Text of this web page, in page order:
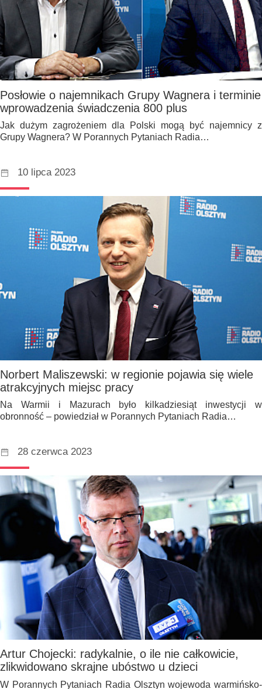
Posłowie o najemnikach Grupy Wagnera i terminie
wprowadzenia świadczenia 800 plus
Jak dużym zagrożeniem dla Polski mogą być najemnicy z
Grupy Wagnera? W Porannych Pytaniach Radia…
10 lipca 2023
Norbert Maliszewski: w regionie pojawia się wiele
atrakcyjnych miejsc pracy
Na Warmii i Mazurach było kilkadziesiąt inwestycji w
obronność – powiedział w Porannych Pytaniach Radia…
28 czerwca 2023
Artur Chojecki: radykalnie, o ile nie całkowicie,
zlikwidowano skrajne ubóstwo u dzieci
W Porannych Pytaniach Radia Olsztyn wojewoda warmińsko-